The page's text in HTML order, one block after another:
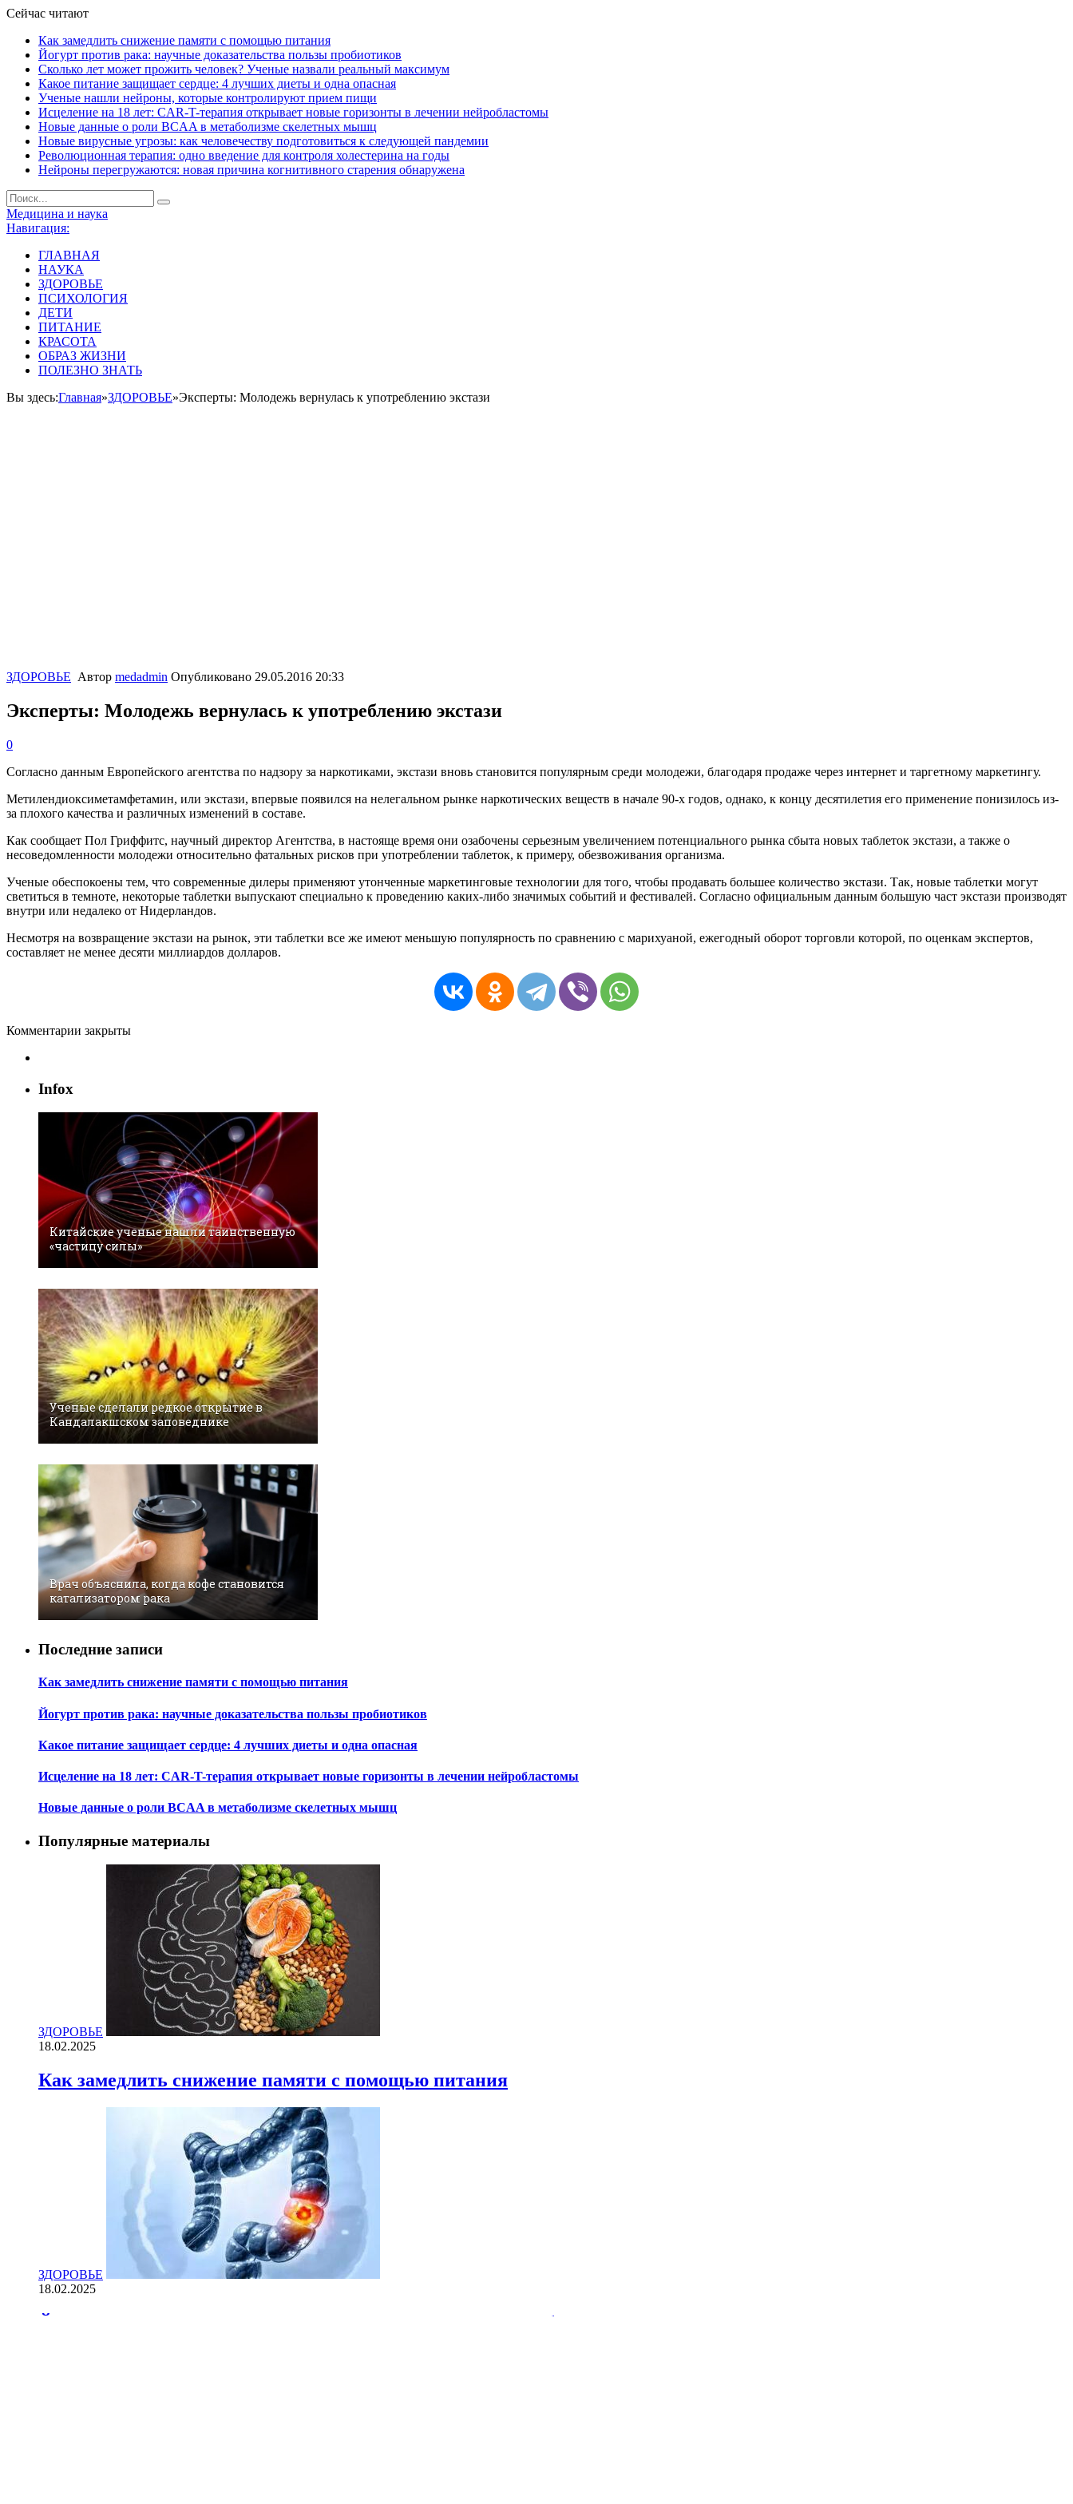
Сейчас читают
Как замедлить снижение памяти с помощью питания
Йогурт против рака: научные доказательства пользы пробиотиков
Сколько лет может прожить человек? Ученые назвали реальный максимум
Какое питание защищает сердце: 4 лучших диеты и одна опасная
Ученые нашли нейроны, которые контролируют прием пищи
Исцеление на 18 лет: CAR-T-терапия открывает новые горизонты в лечении нейробластомы
Новые данные о роли BCAA в метаболизме скелетных мышц
Новые вирусные угрозы: как человечеству подготовиться к следующей пандемии
Революционная терапия: одно введение для контроля холестерина на годы
Нейроны перегружаются: новая причина когнитивного старения обнаружена
Медицина и наука
Навигация:
ГЛАВНАЯ
НАУКА
ЗДОРОВЬЕ
ПСИХОЛОГИЯ
ДЕТИ
ПИТАНИЕ
КРАСОТА
ОБРАЗ ЖИЗНИ
ПОЛЕЗНО ЗНАТЬ
Вы здесь:Главная»ЗДОРОВЬЕ»Эксперты: Молодежь вернулась к употреблению экстази
ЗДОРОВЬЕ Автор medadmin Опубликовано 29.05.2016 20:33
Эксперты: Молодежь вернулась к употреблению экстази
0
Согласно данным Европейского агентства по надзору за наркотиками, экстази вновь становится популярным среди молодежи, благодаря продаже через интернет и таргетному маркетингу.
Метилендиоксиметамфетамин, или экстази, впервые появился на нелегальном рынке наркотических веществ в начале 90-х годов, однако, к концу десятилетия его применение понизилось из-
за плохого качества и различных изменений в составе.
Как сообщает Пол Гриффитс, научный директор Агентства, в настояще время они озабочены серьезным увеличением потенциального рынка сбыта новых таблеток экстази, а также о
несоведомленности молодежи относительно фатальных рисков при употреблении таблеток, к примеру, обезвоживания организма.
Ученые обеспокоены тем, что современные дилеры применяют утонченные маркетинговые технологии для того, чтобы продавать большее количество экстази. Так, новые таблетки могут
светиться в темноте, некоторые таблетки выпускают специально к проведению каких-либо значимых событий и фестивалей. Согласно официальным данным большую част экстази производят
внутри или недалеко от Нидерландов.
Несмотря на возвращение экстази на рынок, эти таблетки все же имеют меньшую популярность по сравнению с марихуаной, ежегодный оборот торговли которой, по оценкам экспертов,
составляет не менее десяти миллиардов долларов.
Комментарии закрыты
Infox
Китайские ученые нашли таинственную
«частицу силы»
Ученые сделали редкое открытие в
Кандалакшском заповеднике
Врач объяснила, когда кофе становится
катализатором рака
Последние записи
Как замедлить снижение памяти с помощью питания
Йогурт против рака: научные доказательства пользы пробиотиков
Какое питание защищает сердце: 4 лучших диеты и одна опасная
Исцеление на 18 лет: CAR-T-терапия открывает новые горизонты в лечении нейробластомы
Новые данные о роли BCAA в метаболизме скелетных мышц
Популярные материалы
ЗДОРОВЬЕ
18.02.2025
Как замедлить снижение памяти с помощью питания
ЗДОРОВЬЕ
18.02.2025
Йогурт против рака: научные доказательства пользы пробиотиков